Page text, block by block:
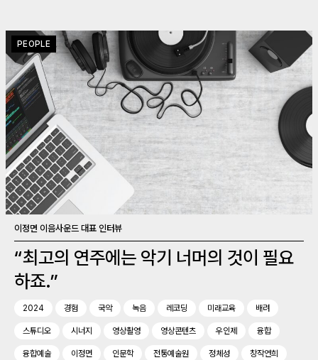
PEOPLE
이정면 이음사운드 대표 인터뷰
“최고의 연주에는 악기 너머의 것이 필요
하죠.”
2024 경험 국악 녹음 레코딩 미래교육 배려
스튜디오 시너지 영상촬영 영상콘텐츠 우인제 융합
융합예술 이정면 인문학 전통예술원 정체성 창작연희